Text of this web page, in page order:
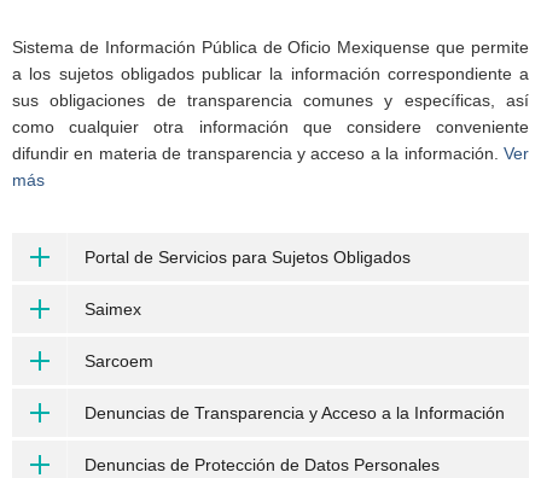
Sistema de Información Pública de Oficio Mexiquense que permite
a los sujetos obligados publicar la información correspondiente a
sus obligaciones de transparencia comunes y específicas, así
como cualquier otra información que considere conveniente
difundir en materia de transparencia y acceso a la información. Ver
más
Portal de Servicios para Sujetos Obligados
Saimex
Sarcoem
Denuncias de Transparencia y Acceso a la Información
Denuncias de Protección de Datos Personales